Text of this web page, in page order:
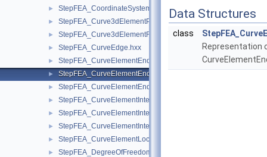
► StepFEA_CoordinateSystemType.hxx
► StepFEA_Curve3dElementProperty.hxx
► StepFEA_Curve3dElementRepresentation.hxx
► StepFEA_CurveEdge.hxx
► StepFEA_CurveElementEndCoordinateSystem.hxx
► StepFEA_CurveElementEndOffset.hxx
► StepFEA_CurveElementEndRelease.hxx
► StepFEA_CurveElementInterval.hxx
► StepFEA_CurveElementIntervalConstant.hxx
► StepFEA_CurveElementIntervalLinearlyVarying.hxx
► StepFEA_CurveElementLocation.hxx
► StepFEA_DegreeOfFreedom.hxx
Data Structures
class
Representation